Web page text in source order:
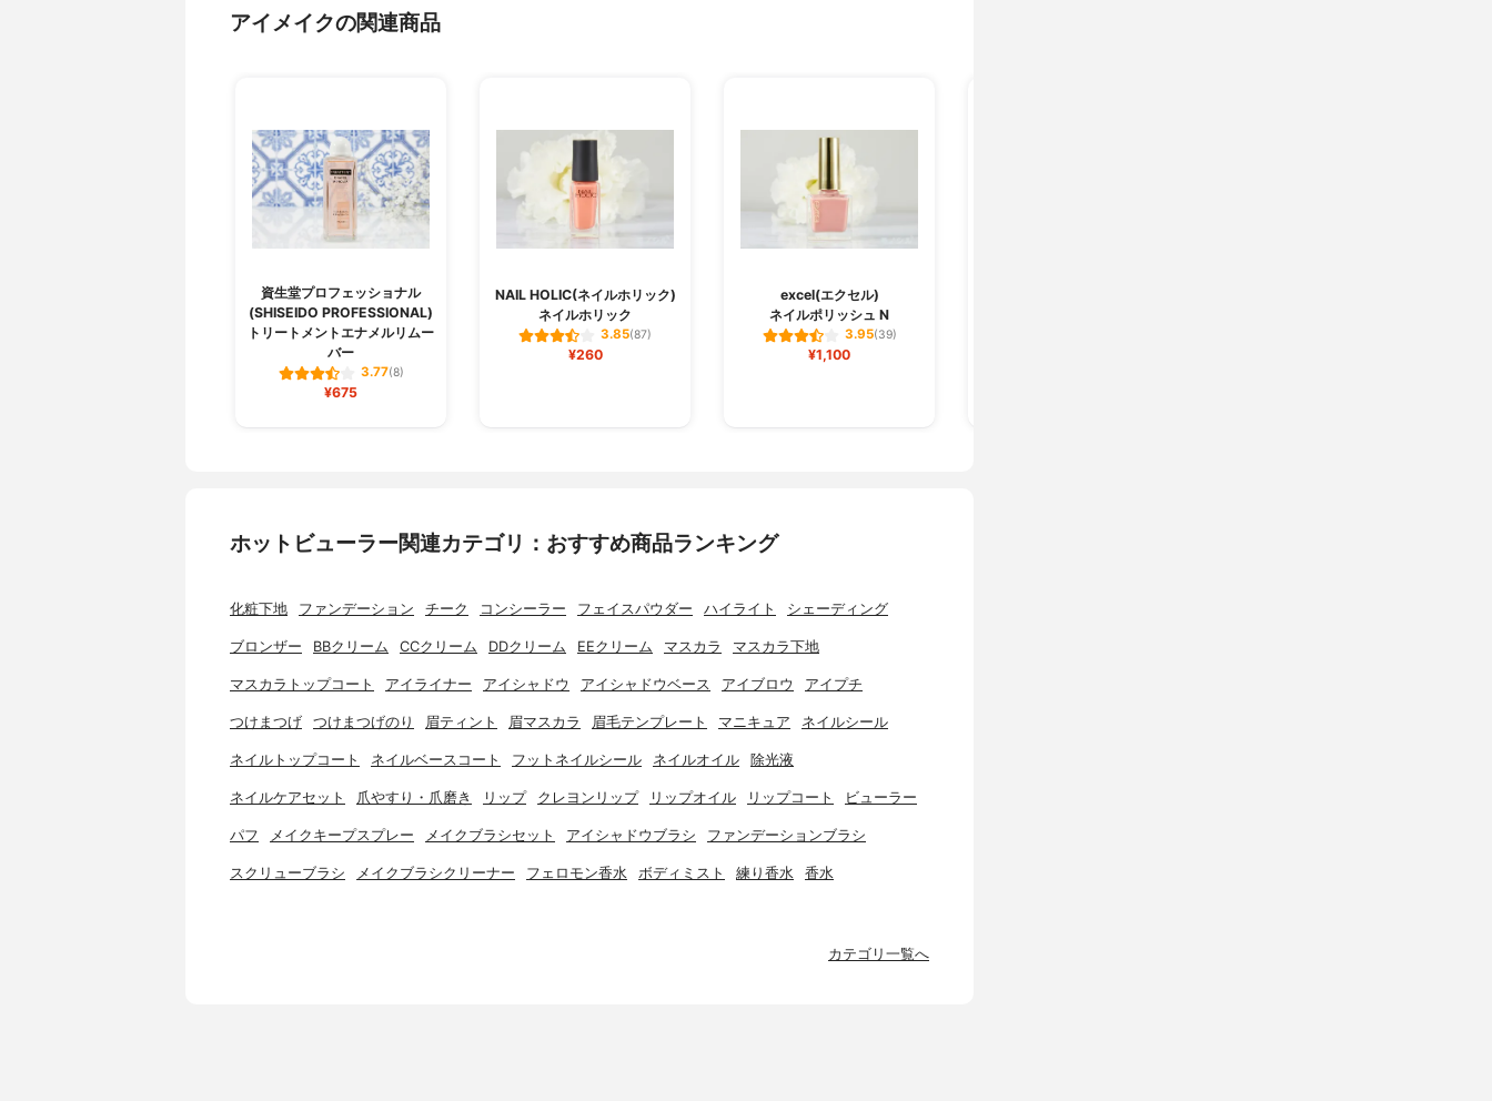
アイメイクの関連商品
資生堂プロフェッショナル
(SHISEIDO PROFESSIONAL)
トリートメントエナメルリムー
バー
3.77(8)
¥675
NAIL HOLIC(ネイルホリック)
ネイルホリック
3.85(87)
¥260
excel(エクセル)
ネイルポリッシュ N
3.95(39)
¥1,100
ホットビューラー関連カテゴリ：おすすめ商品ランキング
化粧下地 ファンデーション チーク コンシーラー フェイスパウダー ハイライト シェーディング
ブロンザー BBクリーム CCクリーム DDクリーム EEクリーム マスカラ マスカラ下地
マスカラトップコート アイライナー アイシャドウ アイシャドウベース アイブロウ アイプチ
つけまつげ つけまつげのり 眉ティント 眉マスカラ 眉毛テンプレート マニキュア ネイルシール
ネイルトップコート ネイルベースコート フットネイルシール ネイルオイル 除光液
ネイルケアセット 爪やすり・爪磨き リップ クレヨンリップ リップオイル リップコート ビューラー
パフ メイクキープスプレー メイクブラシセット アイシャドウブラシ ファンデーションブラシ
スクリューブラシ メイクブラシクリーナー フェロモン香水 ボディミスト 練り香水 香水
カテゴリ一覧へ